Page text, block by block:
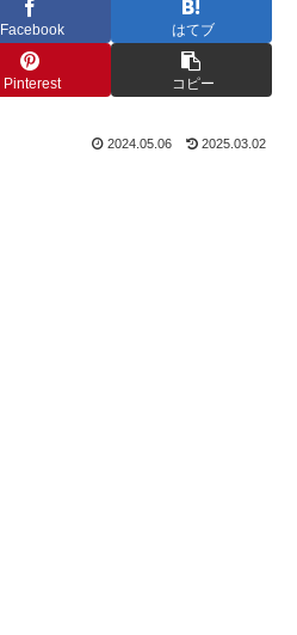
Facebook はてブ
Pinterest コピー
2024.05.06 2025.03.02